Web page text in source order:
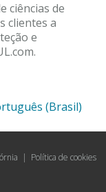
ciências de
clientes a
e
(Brasil)
| Política de cookies